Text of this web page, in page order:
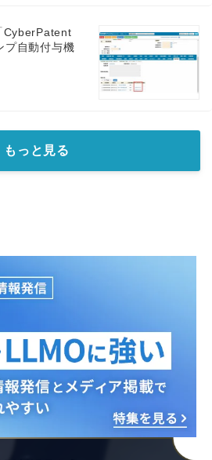
CyberPatent
プ自動付与機
もっと見る